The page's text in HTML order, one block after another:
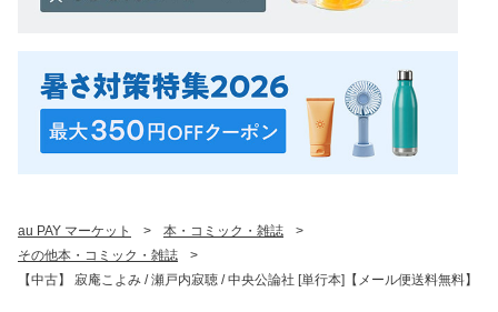
au PAY マーケット > 本・コミック・雑誌
>
その他本・コミック・雑誌
>
【中古】 寂庵こよみ / 瀬戸内寂聴 / 中央公論社 [単行本]【メール便送料無料】